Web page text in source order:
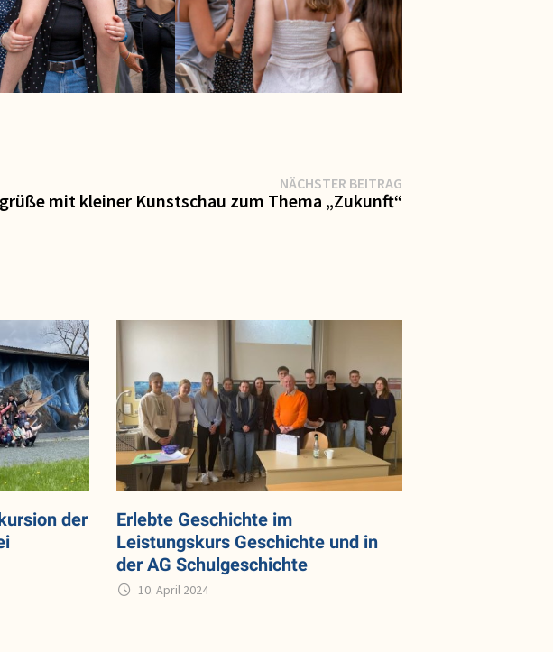
NÄCHSTER BEITRAG
mit kleiner Kunstschau zum Thema „Zukunft“
der
Erlebte Geschichte im
Leistungskurs Geschichte und in
der AG Schulgeschichte
10. April 2024